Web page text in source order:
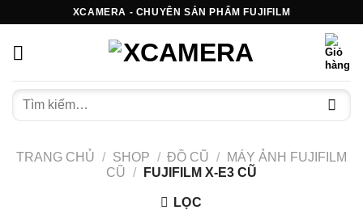
nội
XCAMERA - CHUYÊN SẢN PHẨM FUJIFILM
Tìm
TRANG CHỦ / SHOP / ĐỒ CŨ /
MÁY ẢNH FUJIFILM
CŨ / FUJIFILM X-E3 CŨ
LỌC